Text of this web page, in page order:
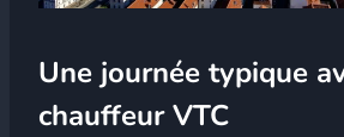
Une journée typique
chauffeur VTC